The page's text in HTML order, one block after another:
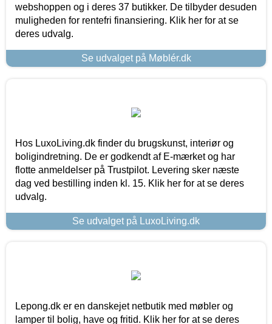
webshoppen og i deres 37 butikker. De tilbyder desuden
muligheden for rentefri finansiering. Klik her for at se
deres udvalg.
Se udvalget på Møblér.dk
Hos LuxoLiving.dk finder du brugskunst, interiør og
boligindretning. De er godkendt af E-mærket og har
flotte anmeldelser på Trustpilot. Levering sker næste
dag ved bestilling inden kl. 15. Klik her for at se deres
udvalg.
Se udvalget på LuxoLiving.dk
Lepong.dk er en danskejet netbutik med møbler og
lamper til bolig, have og fritid. Klik her for at se deres